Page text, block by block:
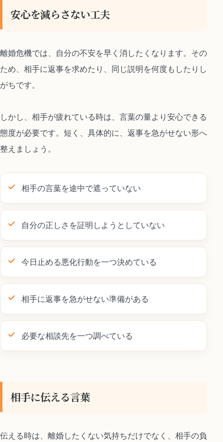
安心を減らさない工夫
離婚危機では、自分の不安を早く消したくなります。その
ため、相手に返事を求めたり、同じ説明を何度もしたりし
がちです。
しかし、相手が疲れている時は、言葉の量より安心できる
態度が必要です。短く、具体的に、返事を急がせない形へ
整えましょう。
相手の言葉を途中で遮っていない
自分の正しさを証明しようとしていない
今日止める悪化行動を一つ決めている
相手に返事を急がせない準備がある
必要な相談先を一つ調べている
相手に伝える言葉
伝える時は、離婚したくない気持ちだけでなく、相手の負